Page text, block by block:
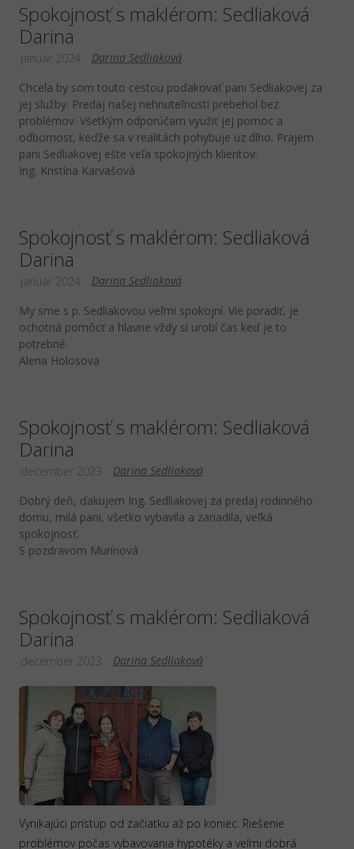
Spokojnosť s maklérom: Sedliaková
Darina
Darina Sedliaková
január 2024
Chcela by som touto cestou poďakovať pani Sedliakovej za
jej služby. Predaj našej nehnuteľnosti prebehol bez
problémov. Všetkým odporúčam využiť jej pomoc a
odbornosť, keďže sa v realitách pohybuje uz dlho. Prajem
pani Sedliakovej ešte veľa spokojných klientov.
Ing. Kristína Karvašová
Spokojnosť s maklérom: Sedliaková
Darina
Darina Sedliaková
január 2024
My sme s p. Sedliakovou veľmi spokojní. Vie poradiť, je
ochotná pomôcť a hlavne vždy si urobí čas keď je to
potrebné.
Alena Holosova
Spokojnosť s maklérom: Sedliaková
Darina
Darina Sedliaková
december 2023
Dobrý deň, ďakujem Ing. Sedliakovej za predaj rodinného
domu, milá pani, všetko vybavila a zariadila, veľká
spokojnosť.
S pozdravom Murínová
Spokojnosť s maklérom: Sedliaková
Darina
Darina Sedliaková
december 2023
Vynikajúci prístup od začiatku až po koniec. Riešenie
problémov počas vybavovania hypotéky a veľmi dobrá